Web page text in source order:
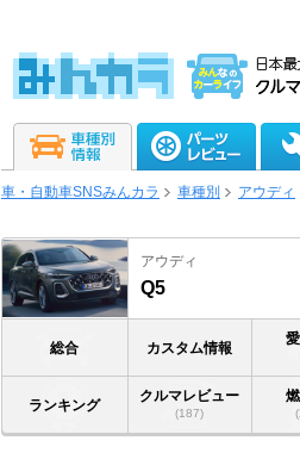
車・自動車SNSみんカラ 車種別 アウディ
アウディ
Q5
総合 カスタム情報
ランキング
クルマレビュー
(187)